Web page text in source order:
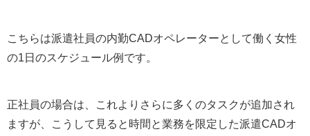
こちらは派遣社員の内勤CADオペレーターとして働く女性
の1日のスケジュール例です。
正社員の場合は、これよりさらに多くのタスクが追加され
ますが、こうして見ると時間と業務を限定した派遣CADオ